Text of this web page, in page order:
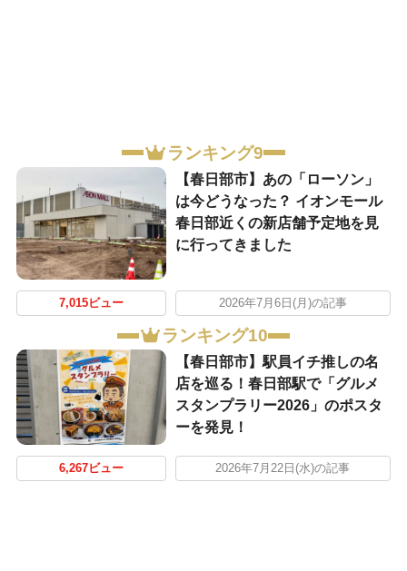
ランキング9
【春日部市】あの「ローソン」
は今どうなった？ イオンモール
春日部近くの新店舗予定地を見
に行ってきました
7,015ビュー 2026年7月6日(月)の記事
ランキング10
【春日部市】駅員イチ推しの名
店を巡る！春日部駅で「グルメ
スタンプラリー2026」のポスタ
ーを発見！
6,267ビュー 2026年7月22日(水)の記事